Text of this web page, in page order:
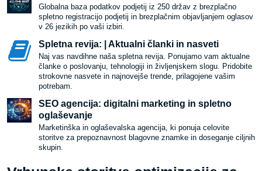
Globalna baza podatkov podjetij iz 250 držav z brezplačno
spletno registracijo podjetij in brezplačnim objavljanjem oglasov
v 26 jezikih po vaši izbiri.
Spletna revija: | Aktualni članki in nasveti
Naj vas navdihne naša spletna revija. Ponujamo vam aktualne
članke o poslovanju, tehnologiji in življenjskem slogu. Pridobite
strokovne nasvete in najnovejše trende, prilagojene vašim
potrebam.
SEO agencija: digitalni marketing in spletno
oglaševanje
Marketinška in oglaševalska agencija, ki ponuja celovite
storitve za prepoznavnost blagovne znamke in doseganje ciljnih
skupin.